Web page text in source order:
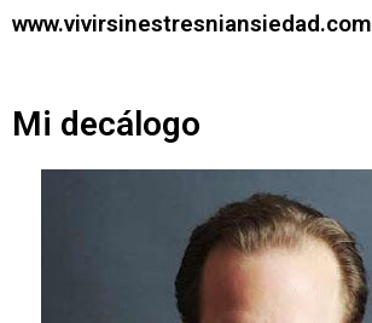
www.vivirsinestresniansiedad.com
Mi decálogo